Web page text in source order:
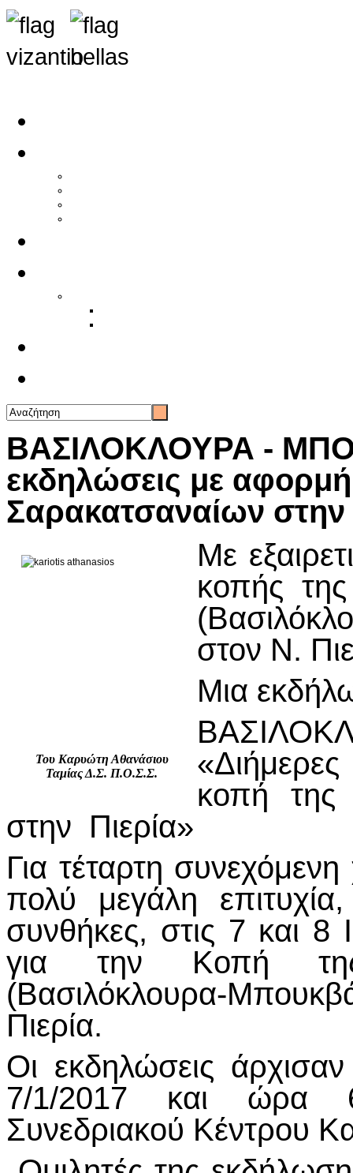
ΒΑΣΙΛΟΚΛΟΥΡΑ -
εκδηλώσεις με
Σαρακατσαναίων στην
Του Καρυώτη Αθανάσιου
Ταμίας Δ.Σ. Π.Ο.Σ.Σ.
Με
κοπής
στον Ν.
Μια
κοπή της
στην Πιερία»
Για τέταρτη
πολύ μεγάλη
συνθήκες, στις 7 και
για την Κοπή της
(Βασιλόκλουρα-
Πιερία.
Οι εκδηλώσεις
7/1/2017 και ώρα
Συνεδριακού Κέντρου